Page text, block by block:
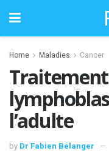
Home Maladies Cancer
l’adulte
by Dr Fabien Bélanger